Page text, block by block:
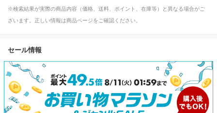
※検索結果が実際の商品内容（価格、送料、ポイント、在庫等）と異なる場合がご
ざいます。正しい情報は商品ページをご確認ください。
セール情報